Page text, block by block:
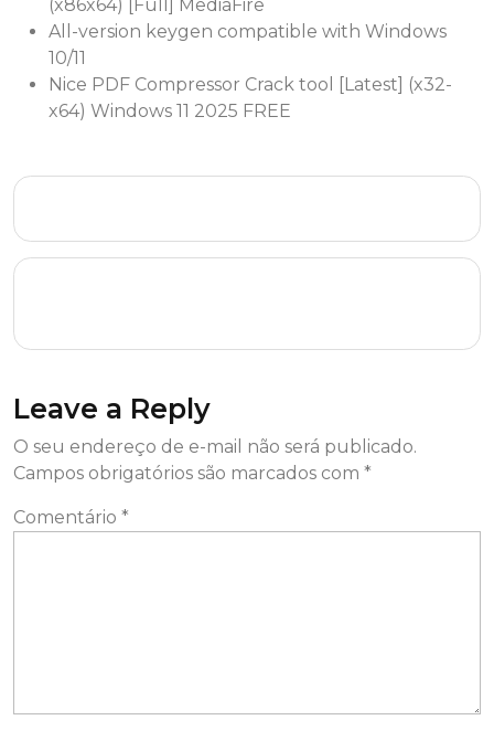
(x86x64) [Full] MediaFire
All-version keygen compatible with Windows
10/11
Nice PDF Compressor Crack tool [Latest] (x32-
x64) Windows 11 2025 FREE
Leave a Reply
O seu endereço de e-mail não será publicado.
Campos obrigatórios são marcados com *
Comentário *